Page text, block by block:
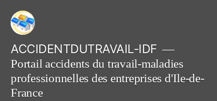
Aller
contenu
ACCIDENTDUTRAVAIL-IDF
Portail accidents du travail-maladies
professionnelles des entreprises d'Ile-de-
France